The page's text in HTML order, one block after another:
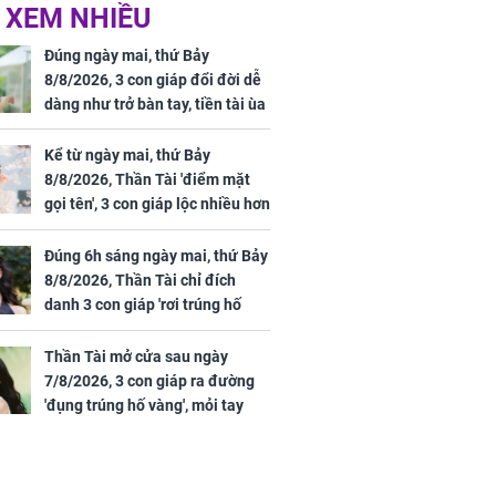
Tư muốn bứt
vùng an toàn
NÓNG: Bộ Y tế chưa
cấp phép cho sản
phẩm làm đẹp từ tế
bào gốc người
này, cơ thể
4 lợi ích
NHIỀU
Đúng ngày mai, thứ Bảy
8/8/2026, 3 con giáp đổi đời dễ
dàng như trở bàn tay, tiền tài ùa
tới, ngồi không lộc cũng đến,
phú quý theo tới già
Kể từ ngày mai, thứ Bảy
8/8/2026, Thần Tài 'điểm mặt
gọi tên', 3 con giáp lộc nhiều hơn
sông, tài vận sáng như trăng
Rằm, chính thức hết khổ
Đúng 6h sáng ngày mai, thứ Bảy
8/8/2026, Thần Tài chỉ đích
danh 3 con giáp 'rơi trúng hố
vàng', tiền bạc ùa về nhà 'như lũ
cuốn', vươn mình thành đại gia
trong phút chốc
Thần Tài mở cửa sau ngày
7/8/2026, 3 con giáp ra đường
'đụng trúng hố vàng', mỏi tay